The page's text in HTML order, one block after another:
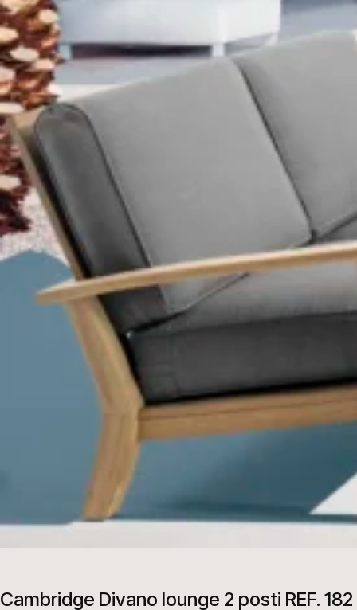
Cambridge Divano lounge 2 posti REF. 182